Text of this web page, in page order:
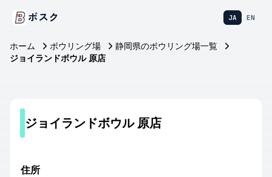
ボスク JA EN
ホーム ボウリング場
静岡県のボウリング場一覧
ジョイランドボウル 原店
ジョイランドボウル 原店
住所